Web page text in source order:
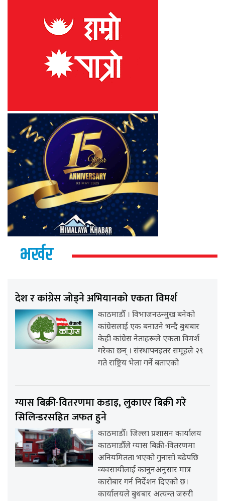
भर्खर
देश र कांग्रेस जोड्ने अभियानको एकता विमर्श
काठमाडौँ । विभाजनउन्मुख बनेको
कांग्रेसलाई एक बनाउने भन्दै बुधबार
केही कांग्रेस नेताहरूले एकता विमर्श
गरेका छन् । संस्थापनइतर समूहले २९
गते राष्ट्रिय भेला गर्ने बताएको
ग्यास बिक्री-वितरणमा कडाइ, लुकाएर बिक्री गरे
सिलिन्डरसहित जफत हुने
काठमाडौँ। जिल्ला प्रशासन कार्यालय
काठमाडौँले ग्यास बिक्री-वितरणमा
अनियमितता भएको गुनासो बढेपछि
व्यवसायीलाई कानुनअनुसार मात्र
कारोबार गर्न निर्देशन दिएको छ।
कार्यालयले बुधबार अत्यन्त जरुरी